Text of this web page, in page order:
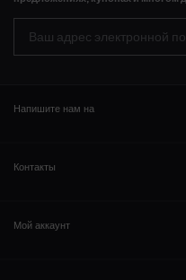
Напишите нам на
WhatsAPP
Контакты
Адрес
Мой аккаунт